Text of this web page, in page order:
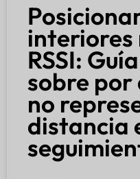
interiores
RSSI:
sobre por
no
distancia